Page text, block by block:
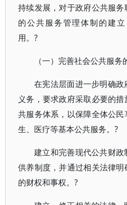
持续发展，对于政府公共服
的公共服务管理体制的建
用。?
（一）完善社会公共服务
在宪法层面进一步明确
义务，要求政府采取必要的
共服务体系，以保障全体公
生、医疗等基本公共服务。?
建立和完善现代公共财
供养制度，并通过相关法律
的财权和事权。?